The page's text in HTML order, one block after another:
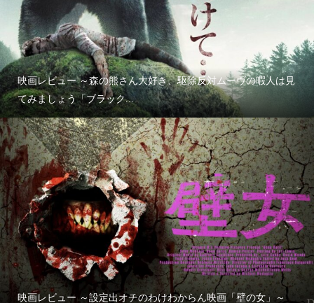
映画レビュー ～森の熊さん大好き、駆除反対ムーヴの暇人は見
てみましょう「ブラック...
映画レビュー ～設定出オチのわけわからん映画「壁の女」～